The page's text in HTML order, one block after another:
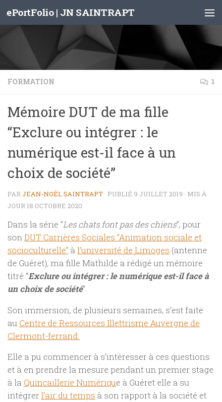
Skip to content
ePortFolio | JN SAINTRAPT
FORMATION 1
Mémoire DUT de ma fille
“Exclure ou intégrer : le
numérique est-il face à un
choix de société”
PARJEAN-NOËL SAINTRAPT · PUBLIÉ 9 JUILLET 2019 · MIS À
JOUR18 OCTOBRE 2020
Dans la série “Les chats font pas des chiens“, pour
sonDUT Carrières Sociales “Animation sociale et
socioculturelle” à l’université de Limoges (antenne
de Guéret), ma fille Mathilde a rédigé un mémoire
titré “Exclure ou intégrer : le numérique est-il face à
un choix de société“.
Son immersion, de plusieurs semaines, s’est faite
au Centre de Ressources Illettrisme Auvergne de
Clermont-ferrand.
Elle a pu commencer à s’intéresser à ces questions
et à en prendre la mesure pendant un premier stage
à la Quincaillerie Numérique à Guéret elle a su
intégrerl’air du temps à son rapport à la société et